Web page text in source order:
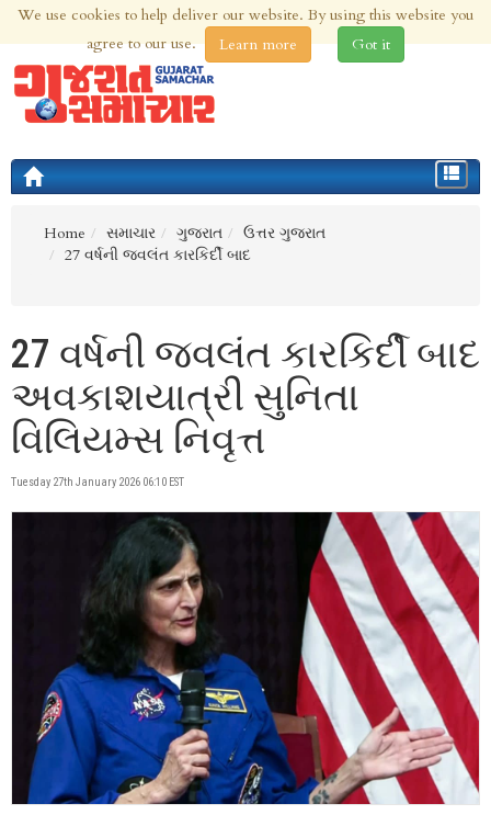
7th Aug 2026 | Updated at 10:22am 7th Aug 2026
Toggle
Home
સમાચાર ગુજરાત
ઉત્તર ગુજરાત
27 વર્ષની જ્વલંત કારકિર્દી બાદ
27 વર્ષની જ્વલંત કારકિર્દી બાદ
અવકાશયાત્રી સુનિતા
વિલિયમ્સ નિવૃત્ત
Tuesday 27th January 2026 06:10 EST
We use cookies to help deliver our website. By using this website you
agree to our use.
Learn more Got it